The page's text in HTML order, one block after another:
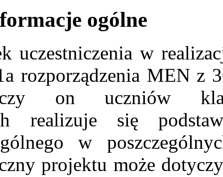
ogólne
w
rozporządzenia MEN z
on uczniów
realizuje się
w
projektu może